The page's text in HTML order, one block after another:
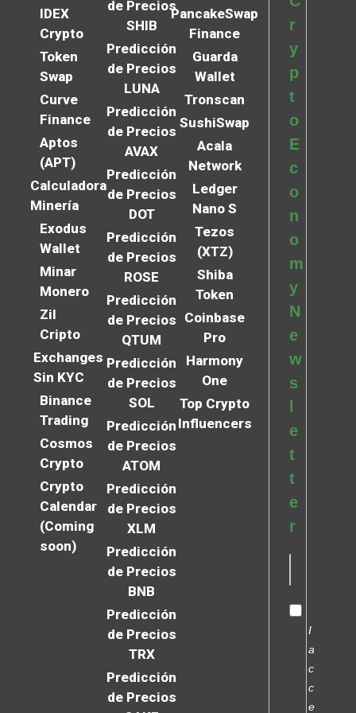
IDEX
Crypto
Token
Swap
Curve
Finance
Aptos
(APT)
Calculadora
Minería
Exodus
Wallet
Minar
Monero
Zil
Cripto
Exchanges
Sin KYC
Binance
Trading
Cosmos
Crypto
Crypto
Calendar
(Coming
soon)
de Precios
SHIB
Predicción
de Precios
LUNA
Predicción
de Precios
AVAX
Predicción
de Precios
DOT
Predicción
de Precios
ROSE
Predicción
de Precios
QTUM
Predicción
de Precios
SOL
Predicción
de Precios
ATOM
Predicción
de Precios
XLM
Predicción
de Precios
BNB
Predicción
de Precios
TRX
Predicción
de Precios
PancakeSwap
Finance
Guarda
Wallet
Tronscan
SushiSwap
Acala
Network
Ledger
Nano S
Tezos
(XTZ)
Shiba
Token
Coinbase
Pro
Harmony
One
Top Crypto
Influencers
r
y
p
t
o
E
c
o
n
o
m
y
N
e
w
s
e
t
t
e
r
I
a
c
c
e